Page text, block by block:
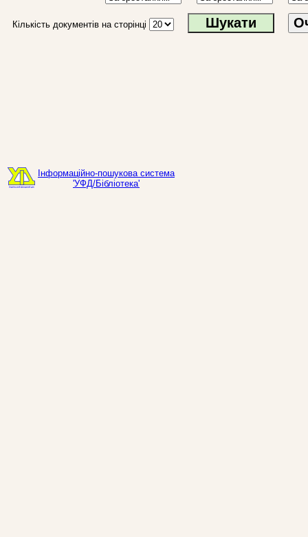
Кількість документів на сторінці
Інформаційно-пошукова система
'УФД/Бібліотека'